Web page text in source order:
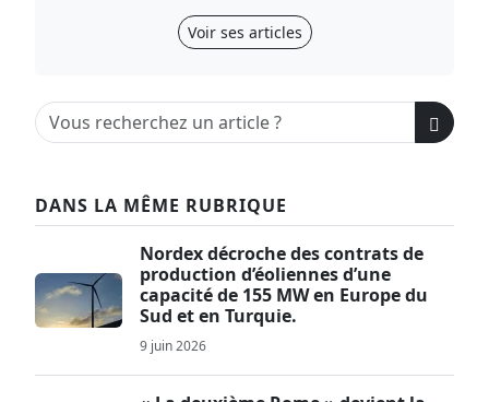
Voir ses articles
DANS LA MÊME RUBRIQUE
Nordex décroche des contrats de
production d’éoliennes d’une
capacité de 155 MW en Europe du
Sud et en Turquie.
9 juin 2026